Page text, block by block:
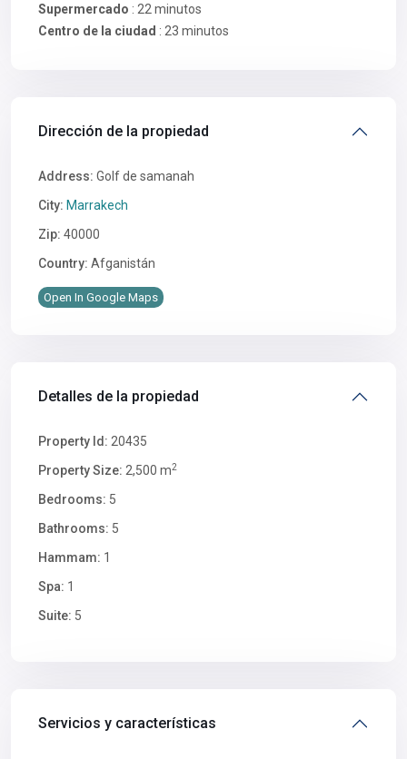
Supermercado : 22 minutos
Centro de la ciudad : 23 minutos
Dirección de la propiedad
Address: Golf de samanah
City: Marrakech
Zip: 40000
Country: Afganistán
Open In Google Maps
Detalles de la propiedad
Property Id: 20435
Property Size: 2,500 m2
Bedrooms: 5
Bathrooms: 5
Hammam: 1
Spa: 1
Suite: 5
Servicios y características